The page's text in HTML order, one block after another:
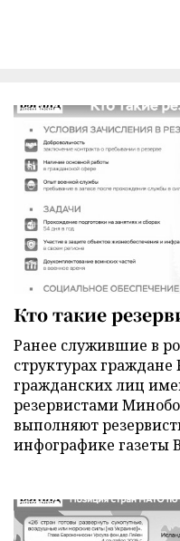
Кто такие
Ранее служившие в
структурах граждане
гражданских лиц
резервистами
выполняют
инфографике газеты